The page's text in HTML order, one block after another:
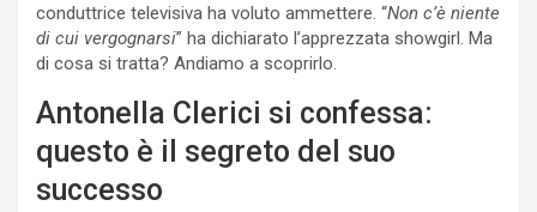
conduttrice televisiva ha voluto ammettere. “Non c’è niente
di cui vergognarsi” ha dichiarato l’apprezzata showgirl. Ma
di cosa si tratta? Andiamo a scoprirlo.
Antonella Clerici si confessa:
questo è il segreto del suo
successo